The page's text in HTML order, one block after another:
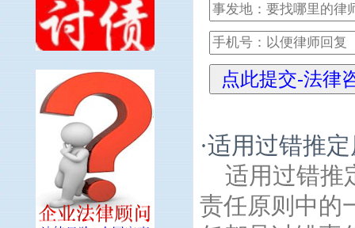
·适用过错推
适用过错推
责任原则中的